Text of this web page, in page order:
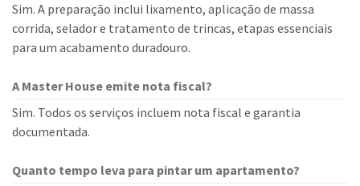
Sim. A preparação inclui lixamento, aplicação de massa
corrida, selador e tratamento de trincas, etapas essenciais
para um acabamento duradouro.
A Master House emite nota fiscal?
Sim. Todos os serviços incluem nota fiscal e garantia
documentada.
Quanto tempo leva para pintar um apartamento?